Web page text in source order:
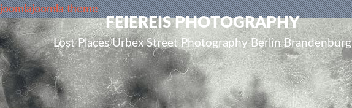
FEIEREIS PHOTOGRAPHY
Lost Places Urbex Street Photography Berlin Brandenburg
joomlajoomla theme